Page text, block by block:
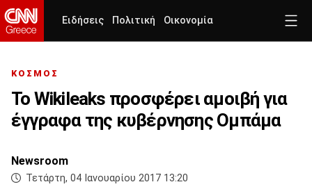
Ειδήσεις Πολιτική Οικονομία
ΚΟΣΜΟΣ
Το Wikileaks προσφέρει αμοιβή για
έγγραφα της κυβέρνησης Ομπάμα
Newsroom
Τετάρτη, 04 Ιανουαρίου 2017 13:20